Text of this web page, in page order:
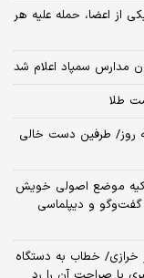
از اعضا، حمله علیه هر
مدارس سمپاد اعلام شد
روز/ طرفین دست خالی
موضع اصولی خویش
و دیپلماسی
خرازی/ خطاب به دستگاه